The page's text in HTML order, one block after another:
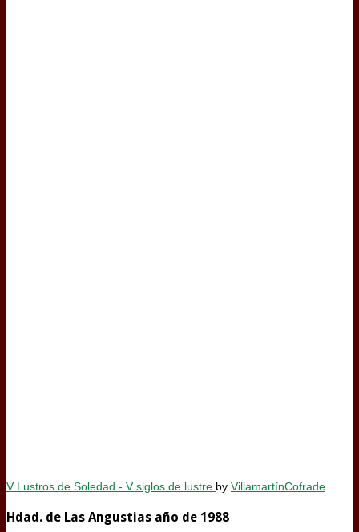
V Lustros de Soledad - V siglos de lustre by VillamartínCofrade
Hdad. de Las Angustias año de 1988